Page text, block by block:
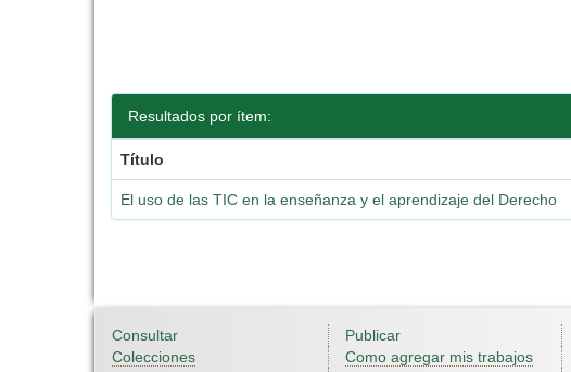
Resultados por ítem:
Título
El uso de las TIC en la enseñanza y el aprendizaje del Derecho
Consultar
Colecciones
Publicar
Como agregar mis trabajos